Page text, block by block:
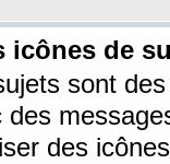
icônes de
sont
des
des